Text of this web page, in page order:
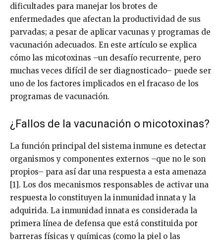
dificultades para manejar los brotes de
enfermedades que afectan la productividad de sus
parvadas; a pesar de aplicar vacunas y programas de
vacunación adecuados. En este artículo se explica
cómo las micotoxinas –un desafío recurrente, pero
muchas veces difícil de ser diagnosticado– puede ser
uno de los factores implicados en el fracaso de los
programas de vacunación.
¿Fallos de la vacunación o micotoxinas?
La función principal del sistema inmune es detectar
organismos y componentes externos –que no le son
propios– para así dar una respuesta a esta amenaza
[1]. Los dos mecanismos responsables de activar una
respuesta lo constituyen la inmunidad innata y la
adquirida. La inmunidad innata es considerada la
primera línea de defensa que está constituida por
barreras físicas y químicas (como la piel o las